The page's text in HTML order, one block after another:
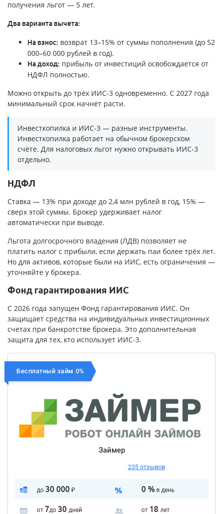
получения льгот — 5 лет.
Два варианта вычета:
На взнос: возврат 13–15% от суммы пополнения (до 52
000–60 000 рублей в год).
На доход: прибыль от инвестиций освобождается от
НДФЛ полностью.
Можно открыть до трёх ИИС-3 одновременно. С 2027 года
минимальный срок начнёт расти.
Инвесткопилка и ИИС-3 — разные инструменты.
Инвесткопилка работает на обычном брокерском
счёте. Для налоговых льгот нужно открывать ИИС-3
отдельно.
НДФЛ
Ставка — 13% при доходе до 2,4 млн рублей в год, 15% —
сверх этой суммы. Брокер удерживает налог
автоматически при выводе.
Льгота долгосрочного владения (ЛДВ) позволяет не
платить налог с прибыли, если держать паи более трёх лет.
Но для активов, которые были на ИИС, есть ограничения —
уточняйте у брокера.
Фонд гарантирования ИИС
С 2026 года запущен Фонд гарантирования ИИС. Он
защищает средства на индивидуальных инвестиционных
счетах при банкротстве брокера. Это дополнительная
защита для тех, кто использует ИИС-3.
Бесплатный займ 0%
Займер
235 отзывов
до 30 000₽ 0 %в день
от 7до 30 дней от 18 лет